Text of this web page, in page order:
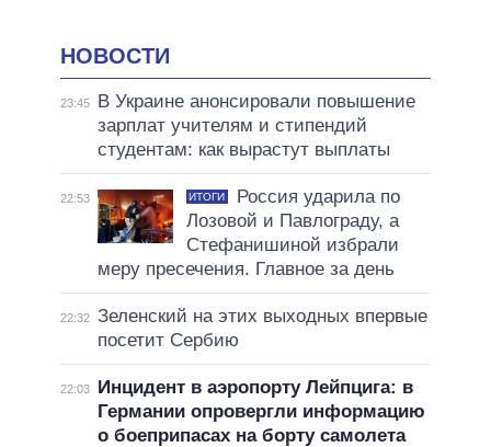
НОВОСТИ
23:45
В Украине анонсировали повышение
зарплат учителям и стипендий
студентам: как вырастут выплаты
22:53 ИТОГИ
Россия ударила по
Лозовой и Павлограду, а
Стефанишиной избрали
меру пресечения. Главное за день
22:32 Зеленский на этих выходных впервые
посетит Сербию
22:03
Инцидент в аэропорту Лейпцига: в
Германии опровергли информацию
о боеприпасах на борту самолета